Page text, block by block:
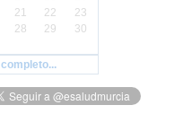
21 22
23
28 29
30